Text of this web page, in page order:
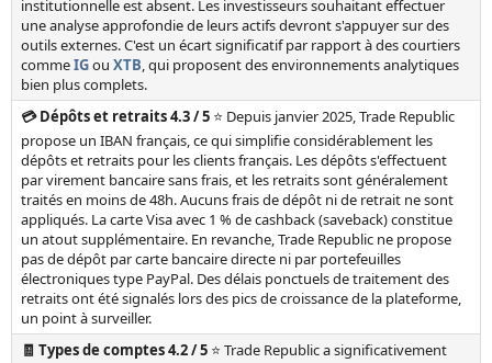
institutionnelle est absent. Les investisseurs souhaitant effectuer
une analyse approfondie de leurs actifs devront s'appuyer sur des
outils externes. C'est un écart significatif par rapport à des courtiers
commeIGou XTB, qui proposent des environnements analytiques
bien plus complets.
💳 Dépôts et retraits 4.3 / 5 ⭐ Depuis janvier 2025, Trade Republic
propose un IBAN français, ce qui simplifie considérablement les
dépôts et retraits pour les clients français. Les dépôts s'effectuent
par virement bancaire sans frais, et les retraits sont généralement
traités en moins de 48h. Aucuns frais de dépôt ni de retrait ne sont
appliqués. La carte Visa avec 1 % de cashback (saveback) constitue
un atout supplémentaire. En revanche, Trade Republic ne propose
pas de dépôt par carte bancaire directe ni par portefeuilles
électroniques type PayPal. Des délais ponctuels de traitement des
retraits ont été signalés lors des pics de croissance de la plateforme,
un point à surveiller.
🧾 Types de comptes 4.2 / 5 ⭐ Trade Republic a significativement